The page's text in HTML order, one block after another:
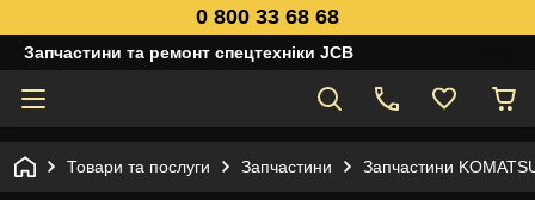
0 800 33 68 68
Запчастини та ремонт спецтехніки JCB
Товари та послуги Запчастини Запчастини